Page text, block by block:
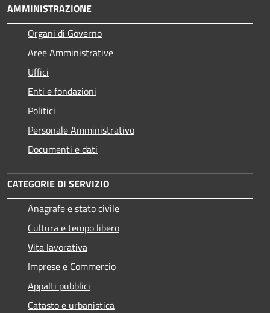
AMMINISTRAZIONE
Organi di Governo
Aree Amministrative
Uffici
Enti e fondazioni
Politici
Personale Amministrativo
Documenti e dati
CATEGORIE DI SERVIZIO
Anagrafe e stato civile
Cultura e tempo libero
Vita lavorativa
Imprese e Commercio
Appalti pubblici
Catasto e urbanistica